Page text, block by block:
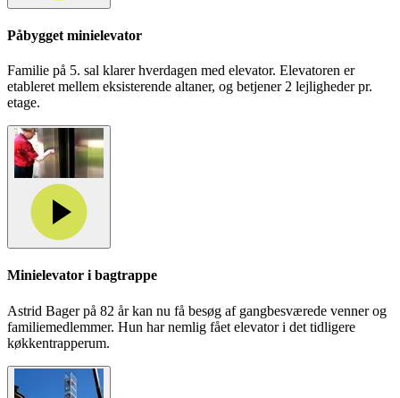
Påbygget minielevator
Familie på 5. sal klarer hverdagen med elevator. Elevatoren er
etableret mellem eksisterende altaner, og betjener 2 lejligheder pr.
etage.
Minielevator i bagtrappe
Astrid Bager på 82 år kan nu få besøg af gangbesværede venner og
familiemedlemmer. Hun har nemlig fået elevator i det tidligere
køkkentrapperum.